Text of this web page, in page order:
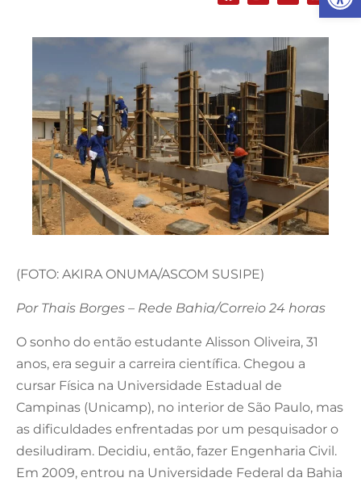
(FOTO: AKIRA ONUMA/ASCOM SUSIPE)
Por Thais Borges – Rede Bahia/Correio 24 horas
O sonho do então estudante Alisson Oliveira, 31
anos, era seguir a carreira científica. Chegou a
cursar Física na Universidade Estadual de
Campinas (Unicamp), no interior de São Paulo, mas
as dificuldades enfrentadas por um pesquisador o
desiludiram. Decidiu, então, fazer Engenharia Civil.
Em 2009, entrou na Universidade Federal da Bahia